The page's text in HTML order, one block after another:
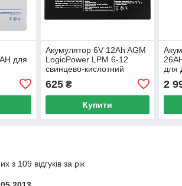
для
Акумулятор 6V 12Ah AGM
LogicPower LPM 6-12
свинцево-кислотний
техніки
625₴
Купити
для
2
з 109 відгуків за рік